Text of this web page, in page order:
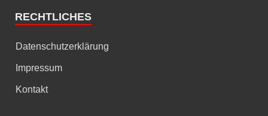
RECHTLICHES
Datenschutzerklärung
Impressum
Kontakt